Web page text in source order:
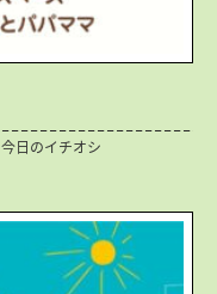
今日のイチオシ